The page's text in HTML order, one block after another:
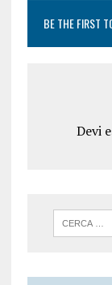
BE THE FIRST
Devi